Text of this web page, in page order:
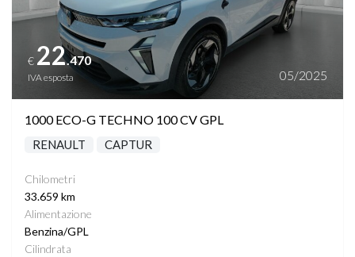
€ 22.470
IVA esposta 05/2025
1000 ECO-G TECHNO 100 CV GPL
RENAULT CAPTUR
Chilometri
33.659 km
Alimentazione
Benzina/GPL
Cilindrata